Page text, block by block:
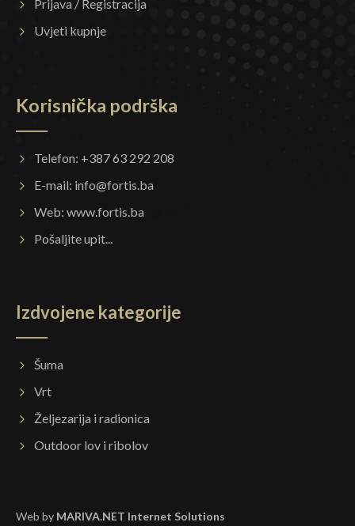
Prijava / Registracija
Uvjeti kupnje
Korisnička podrška
Telefon: +387 63 292 208
E-mail: info@fortis.ba
Web: www.fortis.ba
Pošaljite upit...
Izdvojene kategorije
Šuma
Vrt
Željezarija i radionica
Outdoor lov i ribolov
Web by MARIVA.NET Internet Solutions